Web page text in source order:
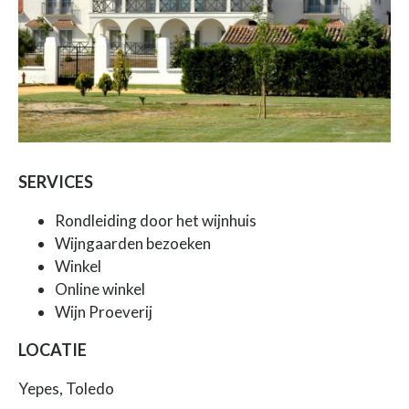
SERVICES
Rondleiding door het wijnhuis
Wijngaarden bezoeken
Winkel
Online winkel
Wijn Proeverij
LOCATIE
Yepes, Toledo